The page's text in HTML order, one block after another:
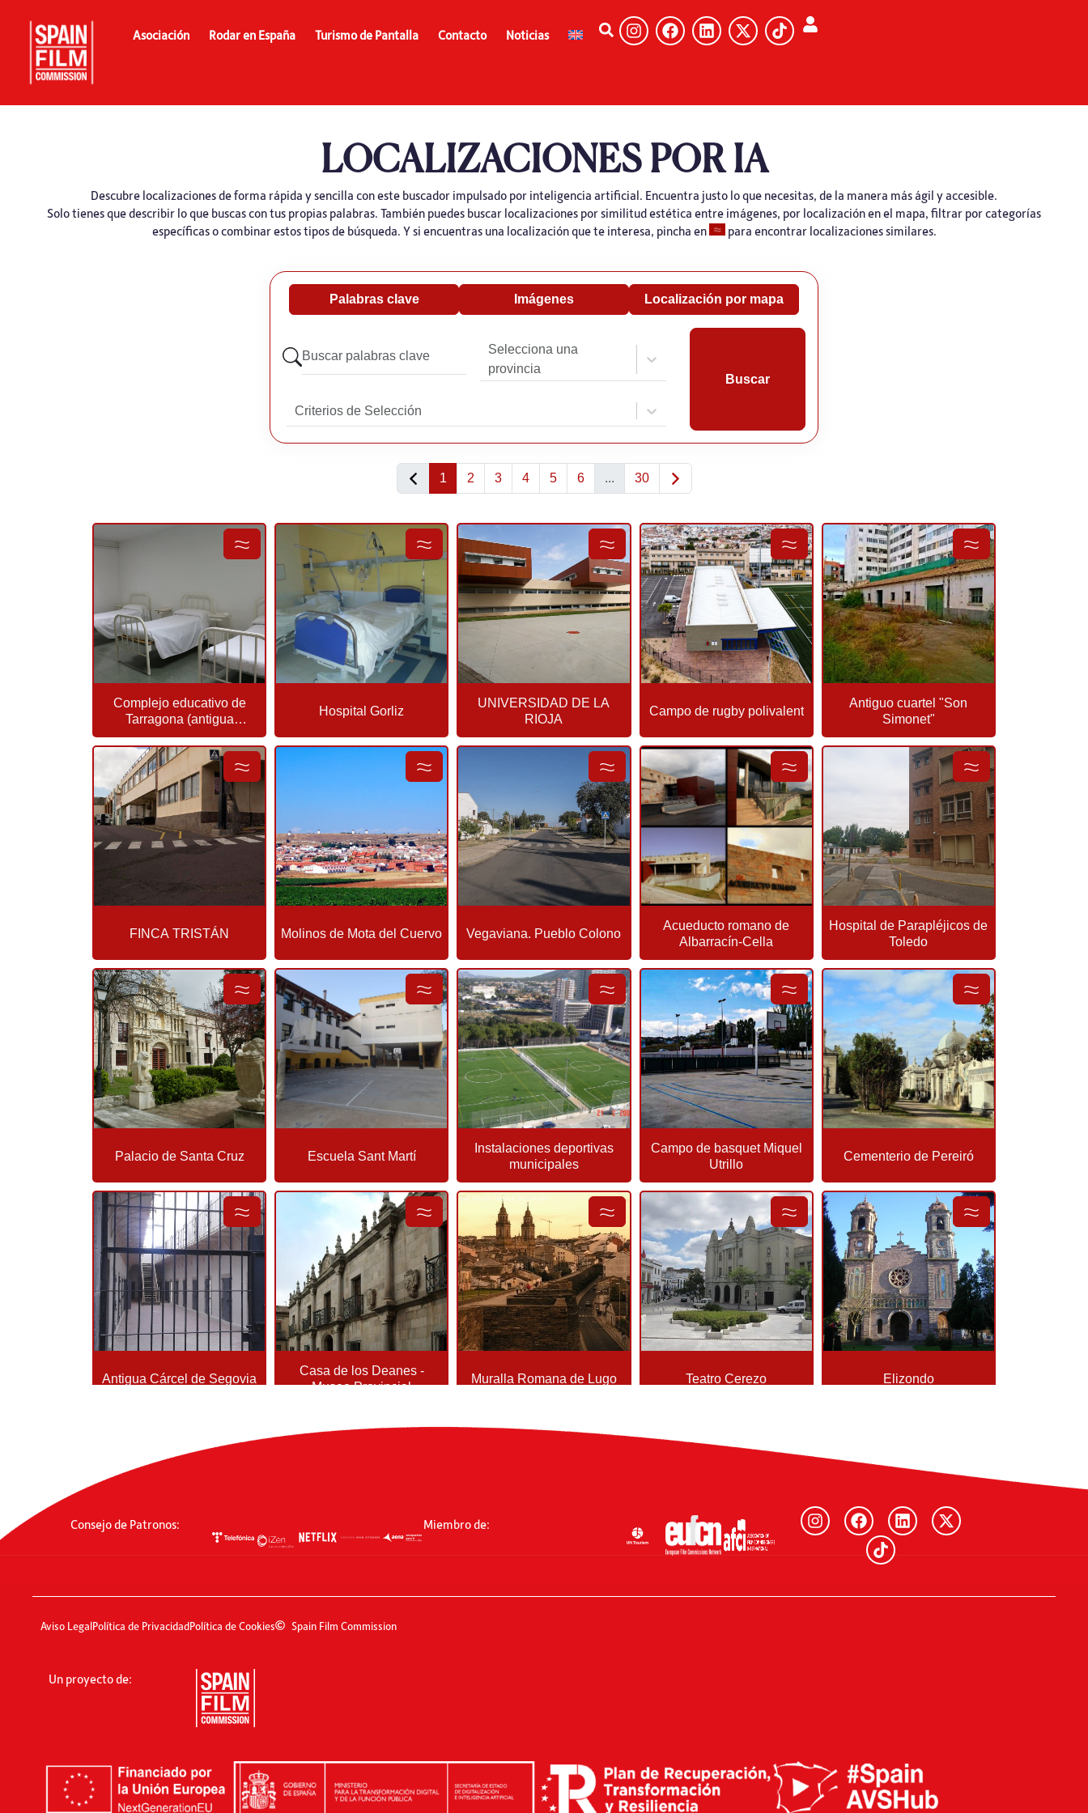
Asociación Rodar en España Turismo de Pantalla Contacto Noticias
LOCALIZACIONES POR IA
Descubre localizaciones de forma rápida y sencilla con este buscador impulsado por inteligencia artificial. Encuentra justo lo que necesitas, de la manera más ágil y accesible.
Solo tienes que describir lo que buscas con tus propias palabras. También puedes buscar localizaciones por similitud estética entre imágenes, por localización en el mapa, filtrar por categorías
específicas o combinar estos tipos de búsqueda. Y si encuentras una localización que te interesa, pincha en
para encontrar localizaciones similares.
Consejo de Patronos: Miembro de:
Aviso LegalPolítica de PrivacidadPolítica de Cookies Spain Film Commission
Un proyecto de: